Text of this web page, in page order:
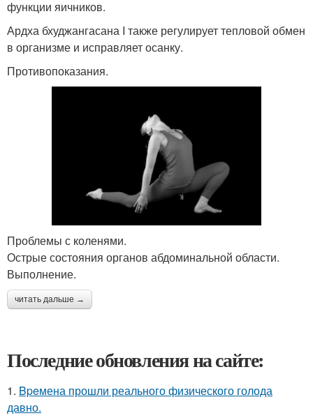
функции яичников.
Ардха бхуджангасана I также регулирует тепловой обмен
в организме и исправляет осанку.
Противопоказания.
Проблемы с коленями.
Острые состояния органов абдоминальной области.
Выполнение.
читать дальше →
Последние обновления на сайте:
1. Bpeмена прошли реального физического голода
давно.